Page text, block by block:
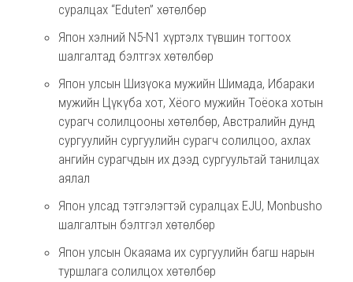
суралцах “Eduten” хөтөлбөр
Япон хэлний N5-N1 хүртэлх түвшин тогтоох
шалгалтад бэлтгэх хөтөлбөр
Япон улсын Шизүока мужийн Шимада, Ибараки
мужийн Цүкүба хот, Хёого мужийн Тоёока хотын
сурагч солилцооны хөтөлбөр, Австралийн дунд
сургуулийн сургуулийн сурагч солилцоо, ахлах
ангийн сурагчдын их дээд сургуультай танилцах
аялал
Япон улсад тэтгэлэгтэй суралцах EJU, Monbusho
шалгалтын бэлтгэл хөтөлбөр
Япон улсын Окаяама их сургуулийн багш нарын
туршлага солилцох хөтөлбөр